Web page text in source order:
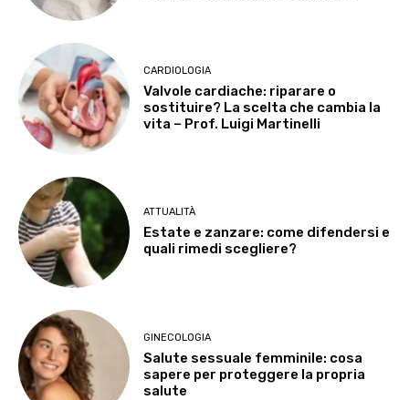
CARDIOLOGIA
Valvole cardiache: riparare o
sostituire? La scelta che cambia la
vita – Prof. Luigi Martinelli
ATTUALITÀ
Estate e zanzare: come difendersi e
quali rimedi scegliere?
GINECOLOGIA
Salute sessuale femminile: cosa
sapere per proteggere la propria
salute